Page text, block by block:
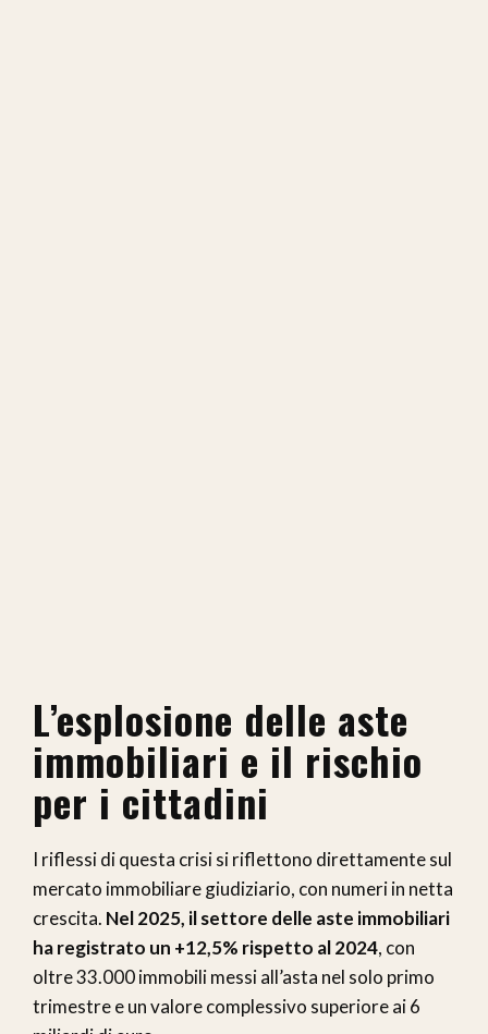
L’esplosione delle aste
immobiliari e il rischio
per i cittadini
I riflessi di questa crisi si riflettono direttamente sul
mercato immobiliare giudiziario, con numeri in netta
crescita. Nel 2025, il settore delle aste immobiliari
ha registrato un +12,5% rispetto al 2024, con
oltre 33.000 immobili messi all’asta nel solo primo
trimestre e un valore complessivo superiore ai 6